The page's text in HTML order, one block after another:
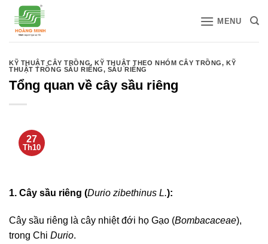
qua
MENU
KỸ THUẬT CÂY TRỒNG,KỸ THUẬT THEO NHÓM CÂY TRỒNG,KỸ
THUẬT TRỒNG SẦU RIÊNG, SẦU RIÊNG
Tổng quan về cây sầu riêng
27
Th10
1. Cây sầu riêng (Durio zibethinus L.):
Cây sầu riêng là cây nhiệt đới họ Gạo (Bombacaceae),
trong Chi Durio.